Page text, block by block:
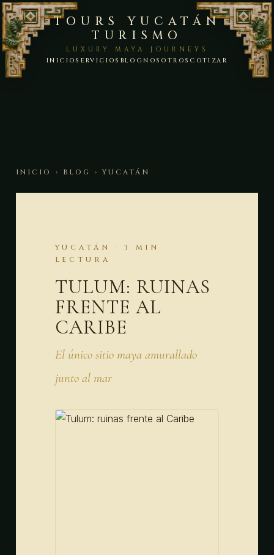
TOURS YUCATÁN
TURISMO
LUXURY MAYA JOURNEYS
INICIO SERVICIOS BLOGNOSOTROS COTIZAR
INICIO › BLOG › YUCATÁN
YUCATÁN · 3 MIN
LECTURA
TULUM: RUINAS
FRENTE AL
CARIBE
El único sitio maya amurallado
junto al mar